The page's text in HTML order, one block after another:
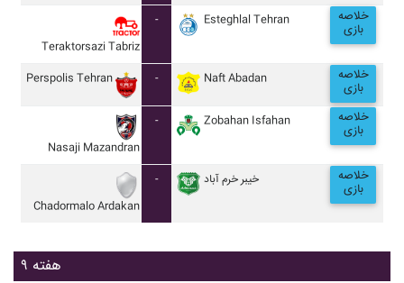
Teraktorsazi Tabriz
- Esteghlal Tehran خلاصه
بازی
Perspolis Tehran - Naft Abadan خلاصه
بازی
Nasaji Mazandran
- Zobahan Isfahan خلاصه
بازی
Chadormalo Ardakan
- خيبر خرم آباد خلاصه
بازی
هفته ۹